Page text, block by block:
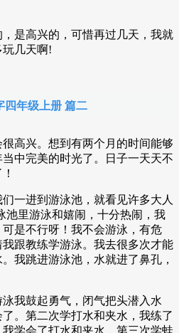
高兴的，可惜再过几天，我就
几天啊!
四年级上册 篇二
兴。想到有两个月的时间能够
中完美的时光了。日子一天天不
进到游泳池，就看见许多大人
池里游泳和嬉闹，十分热闹，我
是不行呀！我不会游泳，有危
跟教练学游泳。我去很多次才能
我跳进游泳池，水就进了鼻孔，
鼓起勇气，闭气把头潜入水
。第二次学打水和夹水，我练了
学会了打水和夹水，第三次学蛙